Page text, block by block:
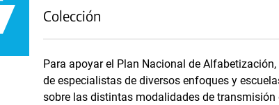
Colección
Para apoyar el Plan Nacional de
de especialistas de diversos enfoques y
sobre las distintas modalidades de